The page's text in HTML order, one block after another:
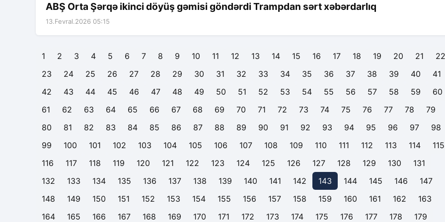
ABŞ Orta Şərqə ikinci döyüş gəmisi göndərdi Trampdan sərt xəbərdarlıq
13.Fevral.2026 05:15
1 2 3 4 5 6 7 8 9 10 11 12 13 14 15 16 17 18 19 20 21
22
23
24 25 26 27 28 29 30 31 32 33 34 35 36 37 38 39 40
41
42
43 44 45 46 47 48 49 50 51 52 53 54 55 56 57 58 59
60
61
62 63 64 65 66 67 68 69 70 71 72 73 74 75 76 77 78
79
80
81 82 83 84 85 86 87 88 89 90 91 92 93 94 95 96 97
98
99
100 101 102 103 104 105 106 107 108 109 110 111 112 113 114
115
116
117 118 119 120 121 122 123 124 125 126 127 128 129 130
131
132
133 134 135 136 137 138 139 140 141 142 143 144 145 146
147
148
149 150 151 152 153 154 155 156 157 158 159 160 161 162
163
164
165 166 167 168 169 170 171 172 173 174 175 176 177 178 179